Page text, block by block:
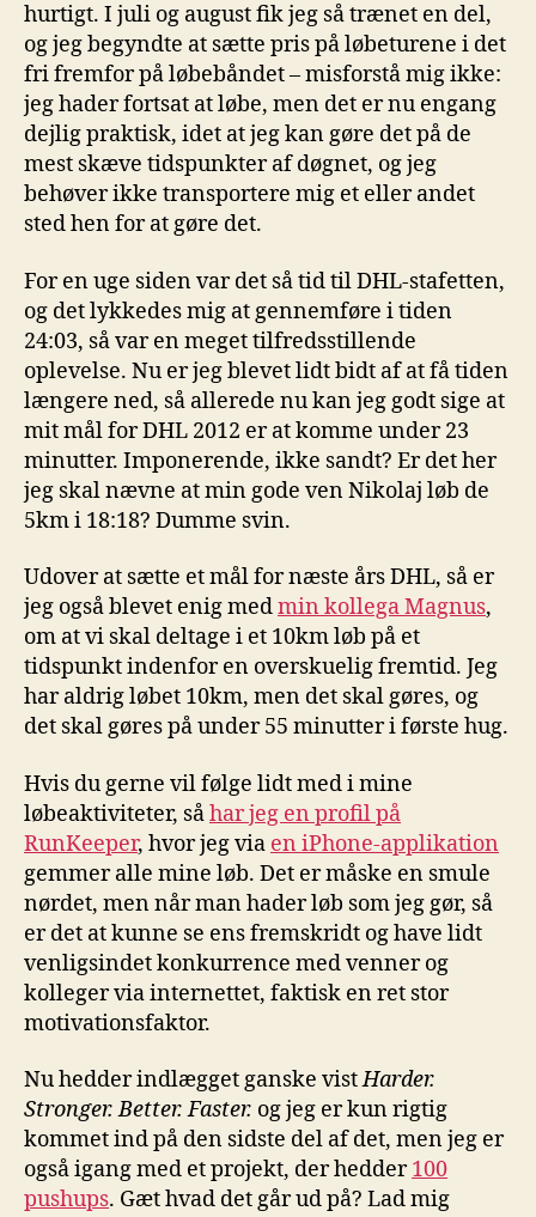
hurtigt. I juli og august fik jeg så trænet en del,
og jeg begyndte at sætte pris på løbeturene i det
fri fremfor på løbebåndet – misforstå mig ikke:
jeg hader fortsat at løbe, men det er nu engang
dejlig praktisk, idet at jeg kan gøre det på de
mest skæve tidspunkter af døgnet, og jeg
behøver ikke transportere mig et eller andet
sted hen for at gøre det.
For en uge siden var det så tid til DHL-stafetten,
og det lykkedes mig at gennemføre i tiden
24:03, så var en meget tilfredsstillende
oplevelse. Nu er jeg blevet lidt bidt af at få tiden
længere ned, så allerede nu kan jeg godt sige at
mit mål for DHL 2012 er at komme under 23
minutter. Imponerende, ikke sandt? Er det her
jeg skal nævne at min gode ven Nikolaj løb de
5km i 18:18? Dumme svin.
Udover at sætte et mål for næste års DHL, så er
jeg også blevet enig medmin kollega Magnus,
om at vi skal deltage i et 10km løb på et
tidspunkt indenfor en overskuelig fremtid. Jeg
har aldrig løbet 10km, men det skal gøres, og
det skal gøres på under 55 minutter i første hug.
Hvis du gerne vil følge lidt med i mine
løbeaktiviteter, såhar jeg en profil på
RunKeeper, hvor jeg via en iPhone-applikation
gemmer alle mine løb. Det er måske en smule
nørdet, men når man hader løb som jeg gør, så
er det at kunne se ens fremskridt og have lidt
venligsindet konkurrence med venner og
kolleger via internettet, faktisk en ret stor
motivationsfaktor.
Nu hedder indlægget ganske vistHarder.
Stronger. Better. Faster. og jeg er kun rigtig
kommet ind på den sidste del af det, men jeg er
også igang med et projekt, der hedder100
pushups. Gæt hvad det går ud på? Lad mig